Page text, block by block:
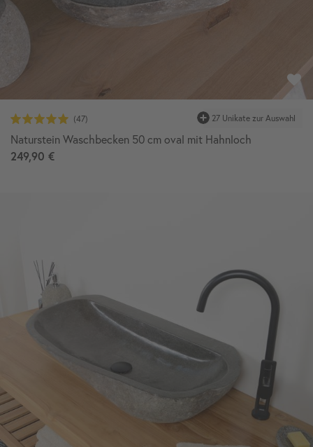
27 Unikate zur Auswahl
Naturstein Waschbecken 50 cm oval mit Hahnloch
249,90 €